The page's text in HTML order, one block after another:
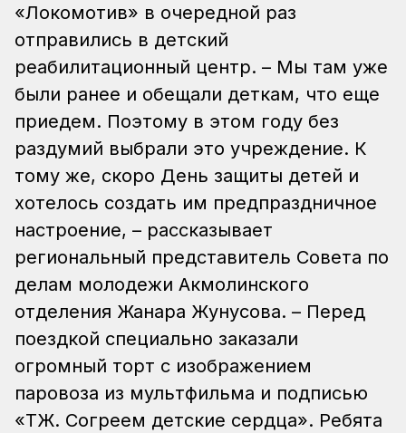
«Локомотив» в очередной раз
отправились в детский
реабилитационный центр. – Мы там уже
были ранее и обещали деткам, что еще
приедем. Поэтому в этом году без
раздумий выбрали это учреждение. К
тому же, скоро День защиты детей и
хотелось создать им предпраздничное
настроение, – рассказывает
региональный представитель Совета по
делам молодежи Акмолинского
отделения Жанара Жунусова. – Перед
поездкой специально заказали
огромный торт с изображением
паровоза из мультфильма и подписью
«ҚТЖ. Согреем детские сердца». Ребята